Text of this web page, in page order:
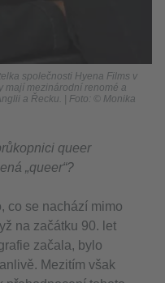
společnosti Hyena Films v
mají mezinárodní renomé a
a Řecku. | Foto: © Monika
queer
„queer“?
co se nachází mimo
na začátku 90. let
začala, bylo
Mezitím však